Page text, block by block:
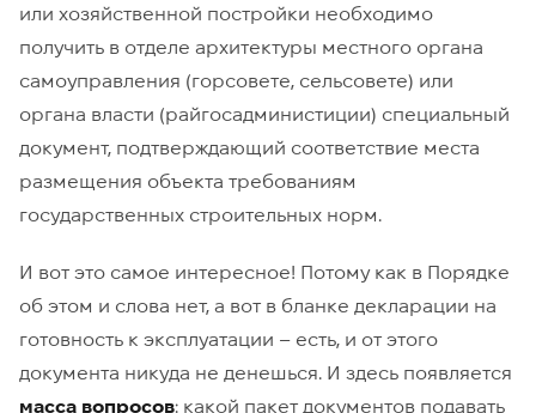
или хозяйственной постройки необходимо
получить в отделе архитектуры местного органа
самоуправления (горсовете, сельсовете) или
органа власти (райгосадминистиции) специальный
документ, подтверждающий соответствие места
размещения объекта требованиям
государственных строительных норм.
И вот это самое интересное! Потому как в Порядке
об этом и слова нет, а вот в бланке декларации на
готовность к эксплуатации – есть, и от этого
документа никуда не денешься. И здесь появляется
масса вопросов: какой пакет документов подавать